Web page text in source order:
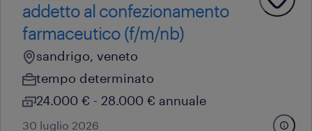
addetto al confezionamento
farmaceutico (f/m/nb)
sandrigo, veneto
tempo determinato
24.000 € - 28.000 € annuale
30 luglio 2026